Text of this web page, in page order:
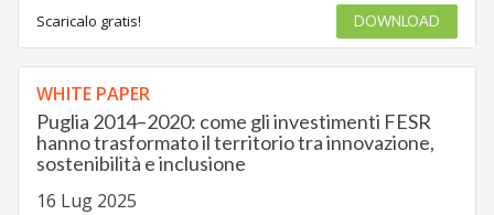
Scaricalo gratis! DOWNLOAD
WHITE PAPER
Puglia 2014–2020: come gli investimenti FESR
hanno trasformato il territorio tra innovazione,
sostenibilità e inclusione
16 Lug 2025